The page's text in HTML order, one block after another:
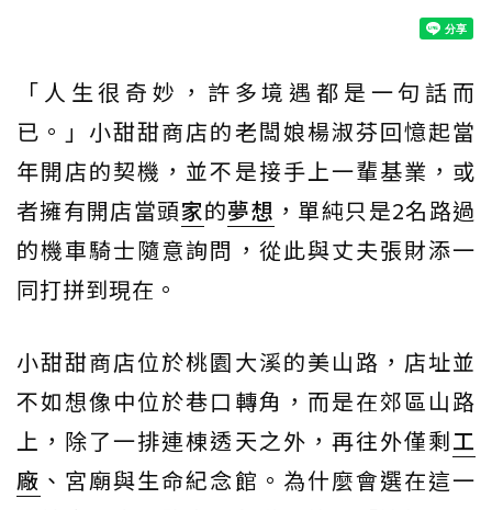
「人生很奇妙，許多境遇都是一句話而
已。」小甜甜商店的老闆娘楊淑芬回憶起當
年開店的契機，並不是接手上一輩基業，或
者擁有開店當頭家的夢想 ，單純只是2名路過
的機車騎士隨意詢問，從此與丈夫張財添一
同打拼到現在。
小甜甜商店位於桃園大溪的美山路，店址並
不如想像中位於巷口轉角，而是在郊區山路
上，除了一排連棟透天之外，再往外僅剩工
廠 、宮廟與生命紀念館。為什麼會選在這一